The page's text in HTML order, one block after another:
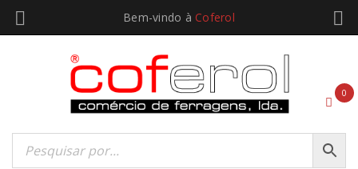
Bem-vindo à Coferol
0